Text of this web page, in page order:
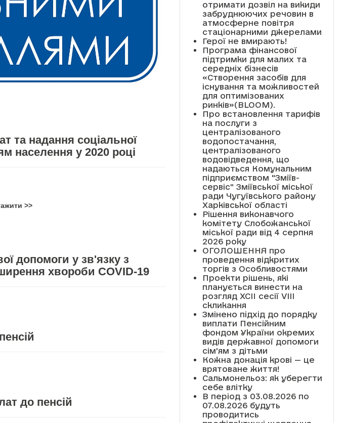
та надання соціальної
населення у 2020 році
>>
допомоги у зв'язку з
хвороби COVID-19
до пенсій
отримати дозвіл на викиди
забруднюючих речовин в
атмосферне повітря
стаціонарними джерелами
Герої не вмирають!
Програма фінансової
підтримки для малих та
середніх бізнесів
«Створення засобів для
існування та можливостей
для оптимізованих
ринків»(BLOOM).
Про встановлення тарифів
на послуги з
централізованого
водопостачання,
централізованого
водовідведення, що
надаються Комунальним
підприємством "Зміїв-
сервіс" Зміївської міської
ради Чугуївського району
Харківської області
Рішення виконавчого
комітету Слобожанської
міської ради від 4 серпня
2026 року
ОГОЛОШЕННЯ про
проведення відкритих
торгів з Особливостями
Проекти рішень, які
планується винести на
розгляд XCII сесії VІІІ
скликання
Змінено підхід до порядку
виплати Пенсійним
фондом України окремих
видів державної допомоги
сім'ям з дітьми
Кожна донація крові — це
врятоване життя!
Сальмонельоз: як уберегти
себе влітку
В період з 03.08.2026 по
07.08.2026 будуть
проводитись